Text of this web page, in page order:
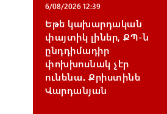
6/08/2026 12:39
Եթե կախարդական
փայտիկ լիներ, ՔՊ-ն
ընդդիմադիր
փոխխոսնակ չէր
ունենա․ Քրիստինե
Վարդանյան